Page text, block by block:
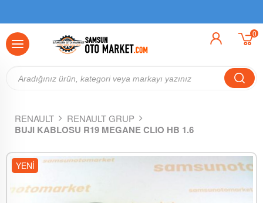
0
RENAULT RENAULT GRUP
BUJI KABLOSU R19 MEGANE CLIO HB 1.6
YENI